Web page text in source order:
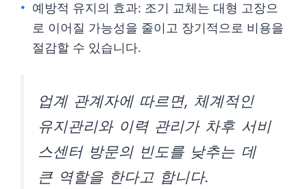
예방적 유지의 효과: 조기 교체는 대형 고장으
로 이어질 가능성을 줄이고 장기적으로 비용을
절감할 수 있습니다.
업계 관계자에 따르면, 체계적인
유지관리와 이력 관리가 차후 서비
스센터 방문의 빈도를 낮추는 데
큰 역할을 한다고 합니다.